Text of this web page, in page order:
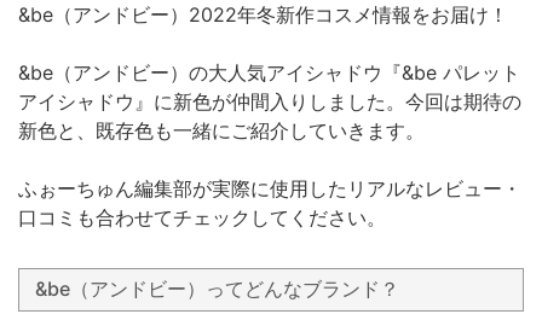
&be（アンドビー）2022年冬新作コスメ情報をお届け！
&be（アンドビー）の大人気アイシャドウ『&be パレット
アイシャドウ』に新色が仲間入りしました。今回は期待の
新色と、既存色も一緒にご紹介していきます。
ふぉーちゅん編集部が実際に使用したリアルなレビュー・
口コミも合わせてチェックしてください。
&be（アンドビー）ってどんなブランド？